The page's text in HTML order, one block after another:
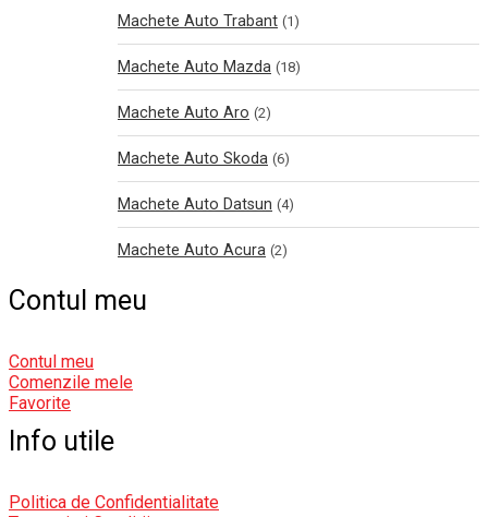
Machete Auto Trabant (1)
Machete Auto Mazda (18)
Machete Auto Aro (2)
Machete Auto Skoda (6)
Machete Auto Datsun (4)
Machete Auto Acura (2)
Contul meu
Contul meu
Comenzile mele
Favorite
Info utile
Politica de Confidentialitate